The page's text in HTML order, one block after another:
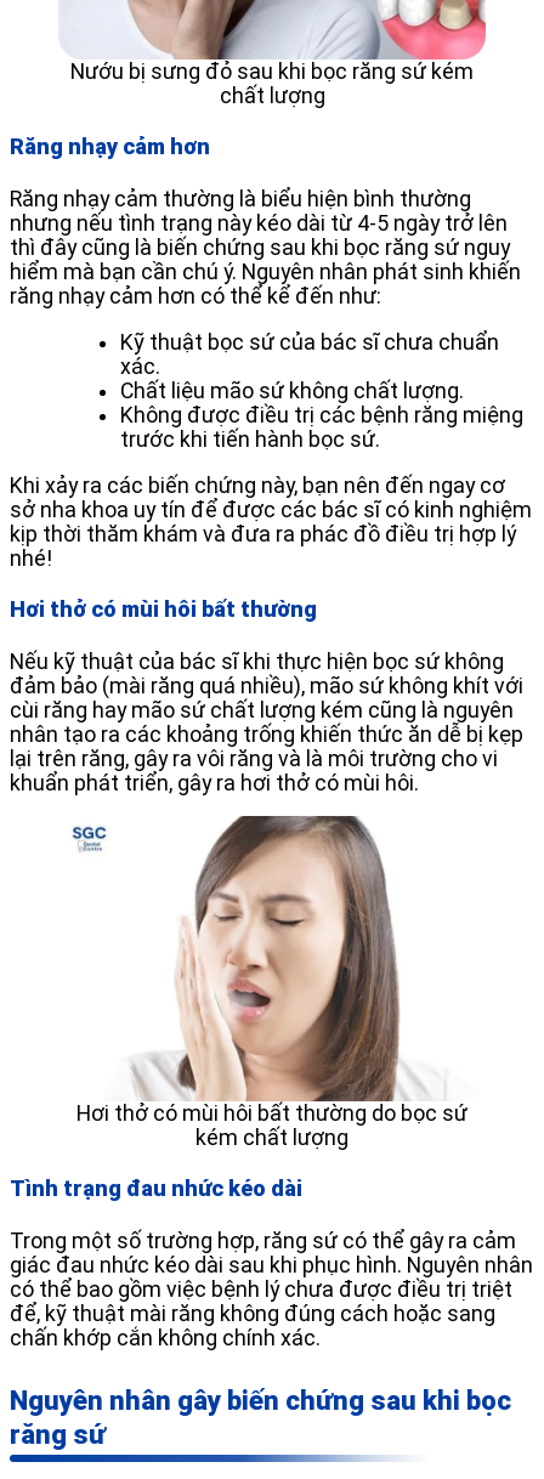
Nướu bị sưng đỏ sau khi bọc răng sứ kém
chất lượng
Răng nhạy cảm hơn
Răng nhạy cảm thường là biểu hiện bình thường
nhưng nếu tình trạng này kéo dài từ 4-5 ngày trở lên
thì đây cũng là biến chứng sau khi bọc răng sứ nguy
hiểm mà bạn cần chú ý. Nguyên nhân phát sinh khiến
răng nhạy cảm hơn có thể kể đến như:
Kỹ thuật bọc sứ của bác sĩ chưa chuẩn
xác.
Chất liệu mão sứ không chất lượng.
Không được điều trị các bệnh răng miệng
trước khi tiến hành bọc sứ.
Khi xảy ra các biến chứng này, bạn nên đến ngay cơ
sở nha khoa uy tín để được các bác sĩ có kinh nghiệm
kịp thời thăm khám và đưa ra phác đồ điều trị hợp lý
nhé!
Hơi thở có mùi hôi bất thường
Nếu kỹ thuật của bác sĩ khi thực hiện bọc sứ không
đảm bảo (mài răng quá nhiều), mão sứ không khít với
cùi răng hay mão sứ chất lượng kém cũng là nguyên
nhân tạo ra các khoảng trống khiến thức ăn dễ bị kẹp
lại trên răng, gây ra vôi răng và là môi trường cho vi
khuẩn phát triển, gây ra hơi thở có mùi hôi.
Hơi thở có mùi hôi bất thường do bọc sứ
kém chất lượng
Tình trạng đau nhức kéo dài
Trong một số trường hợp, răng sứ có thể gây ra cảm
giác đau nhức kéo dài sau khi phục hình. Nguyên nhân
có thể bao gồm việc bệnh lý chưa được điều trị triệt
để, kỹ thuật mài răng không đúng cách hoặc sang
chấn khớp cắn không chính xác.
Nguyên nhân gây biến chứng sau khi bọc
răng sứ